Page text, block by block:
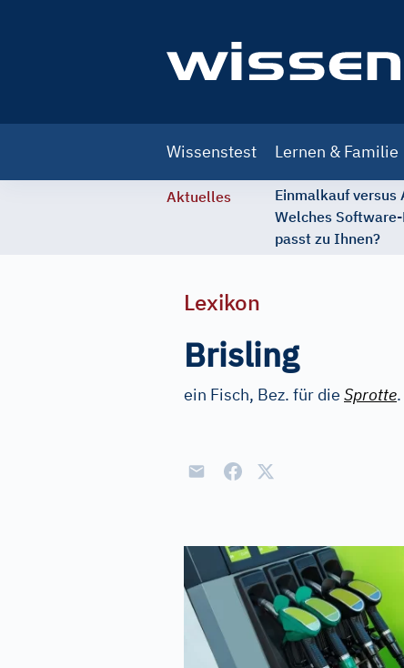
navigation
Wissenstest Lernen & Familie
Aktuelles
Einmalkauf versus
Welches
passt zu Ihnen?
Lexikon
Brisling
ein Fisch, Bez. für die Sprotte.